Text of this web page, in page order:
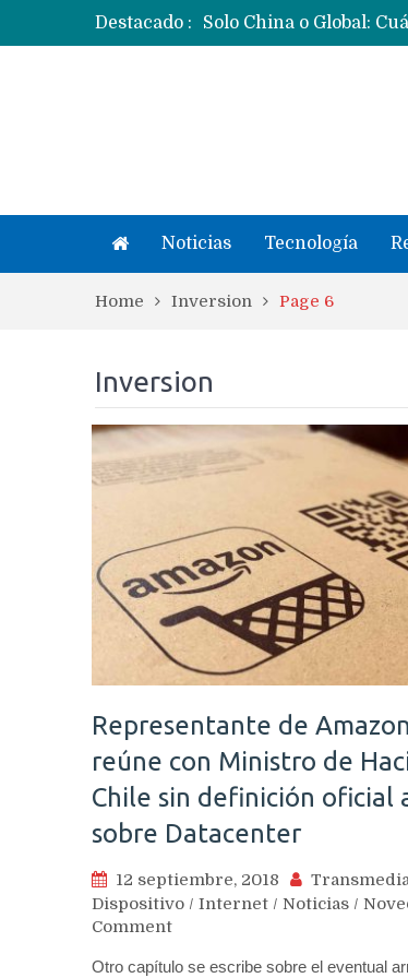
Destacado :
Noticias Tecnología
Home Inversion Page 6
Inversion
Representante de
reúne con Ministro de
Chile sin definición oficial
sobre Datacenter
12 septiembre, 2018
Dispositivo / Internet / Noticias /
Commenton
de
Otro capítulo se escribe sobre el eventual